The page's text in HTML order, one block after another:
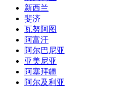
新西兰
斐济
瓦努阿图
阿富汗
阿尔巴尼亚
亚美尼亚
阿塞拜疆
阿尔及利亚